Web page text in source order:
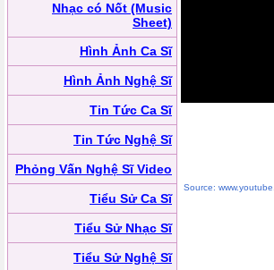
Nhạc có Nốt (Music
Sheet)
Hình Ảnh Ca Sĩ
Hình Ảnh Nghệ Sĩ
Tin Tức Ca Sĩ
Tin Tức Nghệ Sĩ
Phỏng Vấn Nghệ Sĩ Video
Tiểu Sử Ca Sĩ
Tiểu Sử Nhạc Sĩ
Tiểu Sử Nghệ Sĩ
Source: